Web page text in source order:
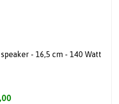
- 16,5 cm - 140 Watt